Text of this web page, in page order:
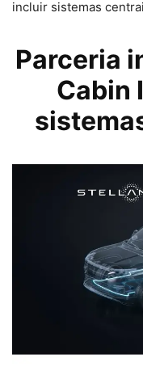
incluir sistemas
Parceria
Cabin